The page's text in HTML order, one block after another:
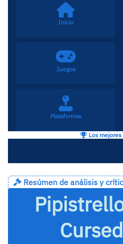
Inicio
Juegos
Plataformas
Los mejores
Resúmen de análisis y